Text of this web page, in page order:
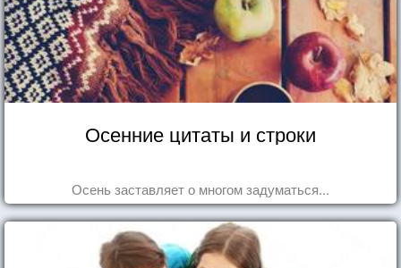
Осенние цитаты и строки
Осень заставляет о многом задуматься...